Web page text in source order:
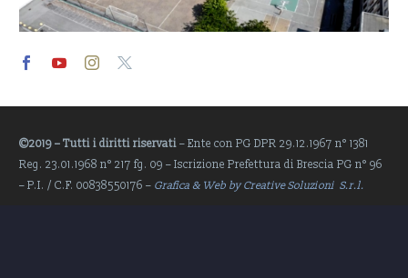
Player
©2019 – Tutti i diritti riservati – Ente con PG DPR 29.12.1967 n° 1381
Reg. 23.01.1968 n° 217 fg. 09 – Iscrizione Prefettura di Brescia PG n° 96
– P.I. / C.F. 00838550176 – Grafica & Web by Creative Soluzioni S.r.l.